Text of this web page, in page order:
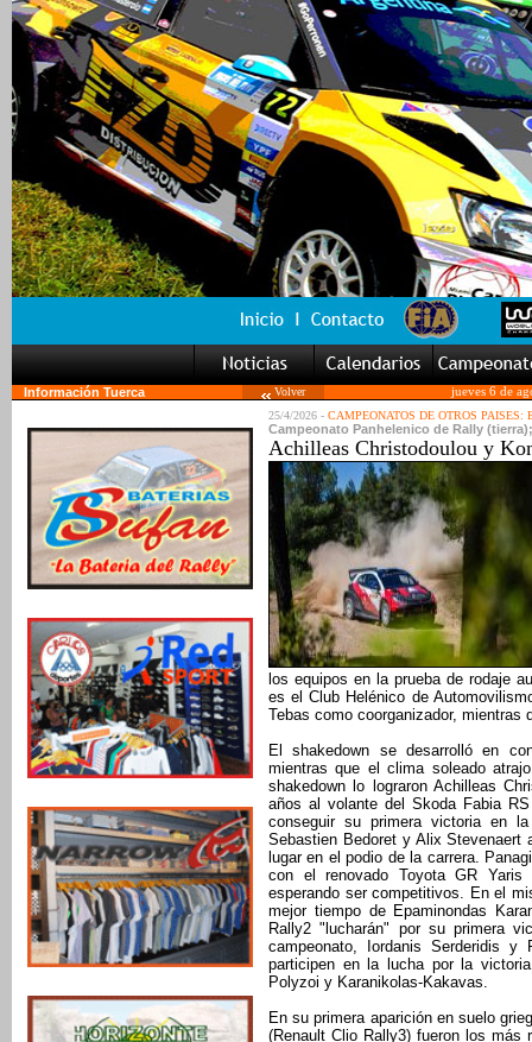
Información Tuerca Volver
jueves 6 de
25/4/2026 - CAMPEONATOS DE OTROS PAISES:
Campeonato Panhelenico de Rally
Achilleas Christodoulou y
los equipos en la prueba de rodaje
es el Club Helénico de
Tebas como coorganizador, mientras
El shakedown se desarrolló en
mientras que el clima soleado
shakedown lo lograron Achilleas
años al volante del Skoda Fabia
conseguir su primera victoria en
Sebastien Bedoret y Alix Stevenaert
lugar en el podio de la carrera.
con el renovado Toyota GR
esperando ser competitivos. En el
mejor tiempo de Epaminondas
Rally2 "lucharán" por su primera
campeonato, Iordanis Serderidis
participen en la lucha por la
Polyzoi y Karanikolas-Kakavas.
En su primera aparición en suelo
(Renault Clio Rally3) fueron los más